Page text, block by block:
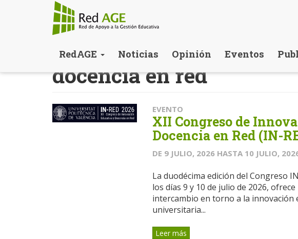
contenido
RedAGE Noticias Opinión Eventos
docencia en red
EVENTO
XII Congreso de
Docencia en Red (IN-
DE 9 JULIO, 2026 HASTA 10 JULIO,
La duodécima edición del Congreso
los días 9 y 10 de julio de 2026,
intercambio en torno a la innovación
universitaria...
Leer más